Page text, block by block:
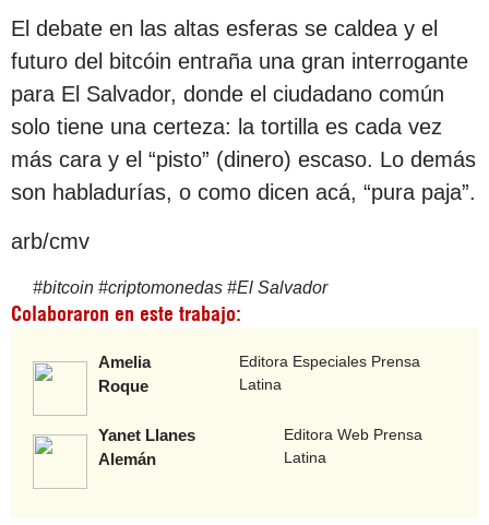
El debate en las altas esferas se caldea y el
futuro del bitcóin entraña una gran interrogante
para El Salvador, donde el ciudadano común
solo tiene una certeza: la tortilla es cada vez
más cara y el “pisto” (dinero) escaso. Lo demás
son habladurías, o como dicen acá, “pura paja”.
arb/cmv
#bitcoin #criptomonedas #El Salvador
Colaboraron en este trabajo:
Amelia
Roque
Editora Especiales Prensa
Latina
Yanet Llanes
Alemán
Editora Web Prensa
Latina